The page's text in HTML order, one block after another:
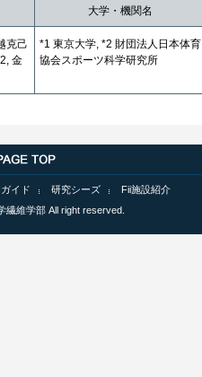
大学・機関名
克己
金
*1 東京大学, *2 財団法人日本体育
協会スポーツ科学研究所
イド 研究シーズ
Fii施設紹介
繊維学部 All right reserved.